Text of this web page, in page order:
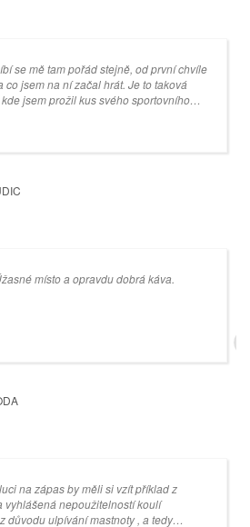
se mě tam pořád stejně, od první chvíle
co jsem na ní začal hrát. Je to taková
jsem prožil kus svého sportovního
místo a opravdu dobrá káva.
na zápas by měli si vzít příklad z
vyhlášená nepoužitelností koulí
důvodu ulpívání mastnoty , a tedy
to super místo, ale jakmile se koulí
tak pan Mankovecký (správce) na vás
vystrašení, ale budete z něho mít
OK
prostředí. Hospůdka s dobrými